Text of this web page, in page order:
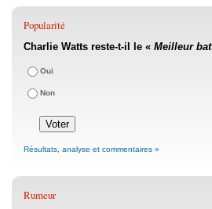
Popularité
Charlie Watts reste-t-il le « Meilleur
Oui
Non
Résultats, analyse et commentaires »
Rumeur